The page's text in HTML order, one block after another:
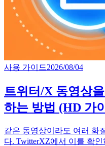
사용 가이드2026/08/04
트위터/X 동영상
하는 방법 (HD 가
같은 동영상이라도 여러 화
다. TwitterXZ에서 이를 확